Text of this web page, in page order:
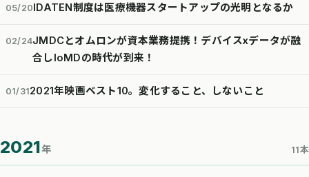
05/20IDATEN制度は医療機器スタートアップの光明となるか
02/24JMDCとオムロンが資本業務提携！デバイスxデータが融
合しIoMDの時代が到来！
01/312021年映画ベスト10。変化すること、しないこと
2021年 11本